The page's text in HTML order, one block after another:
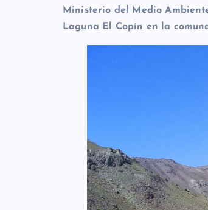
Ministerio del Medio
Laguna El Copín en la